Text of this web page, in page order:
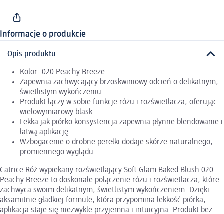
Informacje o produkcie
Opis produktu
Kolor: 020 Peachy Breeze
Zapewnia zachwycający brzoskwiniowy odcień o delikatnym,
świetlistym wykończeniu
Produkt łączy w sobie funkcje różu i rozświetlacza, oferując
wielowymiarowy blask
Lekka jak piórko konsystencja zapewnia płynne blendowanie i
łatwą aplikację
Wzbogacenie o drobne perełki dodaje skórze naturalnego,
promiennego wyglądu
Catrice Róż wypiekany rozświetlający Soft Glam Baked Blush 020
Peachy Breeze to doskonałe połączenie różu i rozświetlacza, które
zachwyca swoim delikatnym, świetlistym wykończeniem. Dzięki
aksamitnie gładkiej formule, która przypomina lekkość piórka,
aplikacja staje się niezwykle przyjemna i intuicyjna. Produkt bez